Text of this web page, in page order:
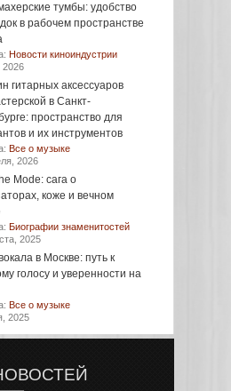
тумбы: удобство
в рабочем пространстве
Новости киноиндустрии
2026
гитарных аксессуаров
в Санкт-
пространство для
и их инструментов
Все о музыке
2026
Mode: сага о
коже и вечном
Биографии знаменитостей
2025
в Москве: путь к
голосу и уверенности на
Все о музыке
2025